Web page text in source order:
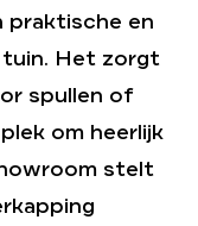
praktische en
Het zorgt
spullen of
om heerlijk
stelt